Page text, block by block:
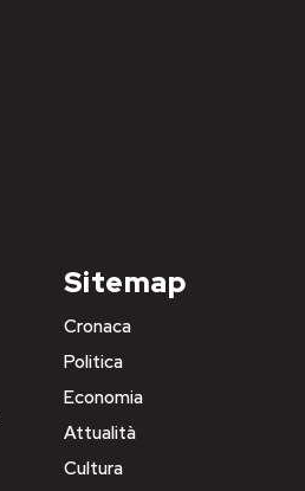
Sitemap
Cronaca
Politica
Economia
Attualità
Cultura